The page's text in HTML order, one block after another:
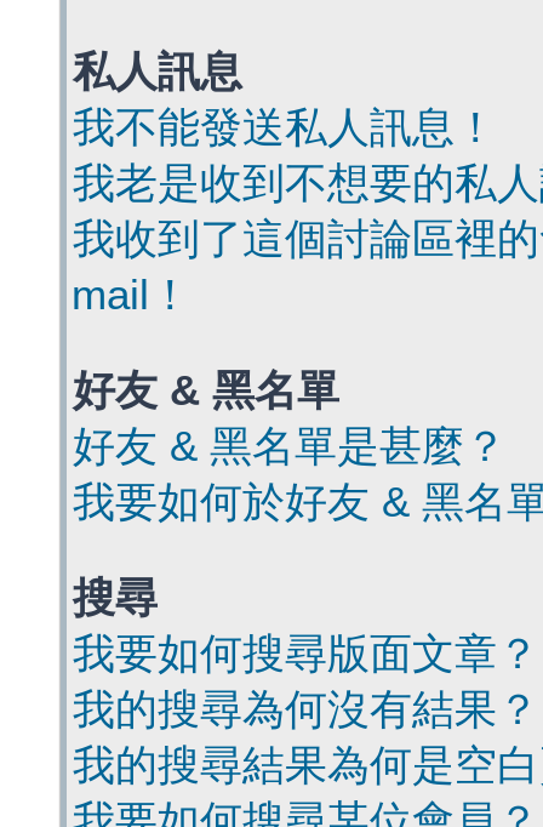
私人訊息
我不能發送私人訊息！
我老是收到不想要的私
我收到了這個討論區裡
mail！
好友 & 黑名單
好友 & 黑名單是甚麼？
我要如何於好友 & 黑名
搜尋
我要如何搜尋版面文章？
我的搜尋為何沒有結果？
我的搜尋結果為何是空